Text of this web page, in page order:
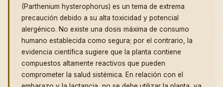
(Parthenium hysterophorus) es un tema de extrema
precaución debido a su alta toxicidad y potencial
alergénico. No existe una dosis máxima de consumo
humano establecida como segura; por el contrario, la
evidencia científica sugiere que la planta contiene
compuestos altamente reactivos que pueden
comprometer la salud sistémica. En relación con el